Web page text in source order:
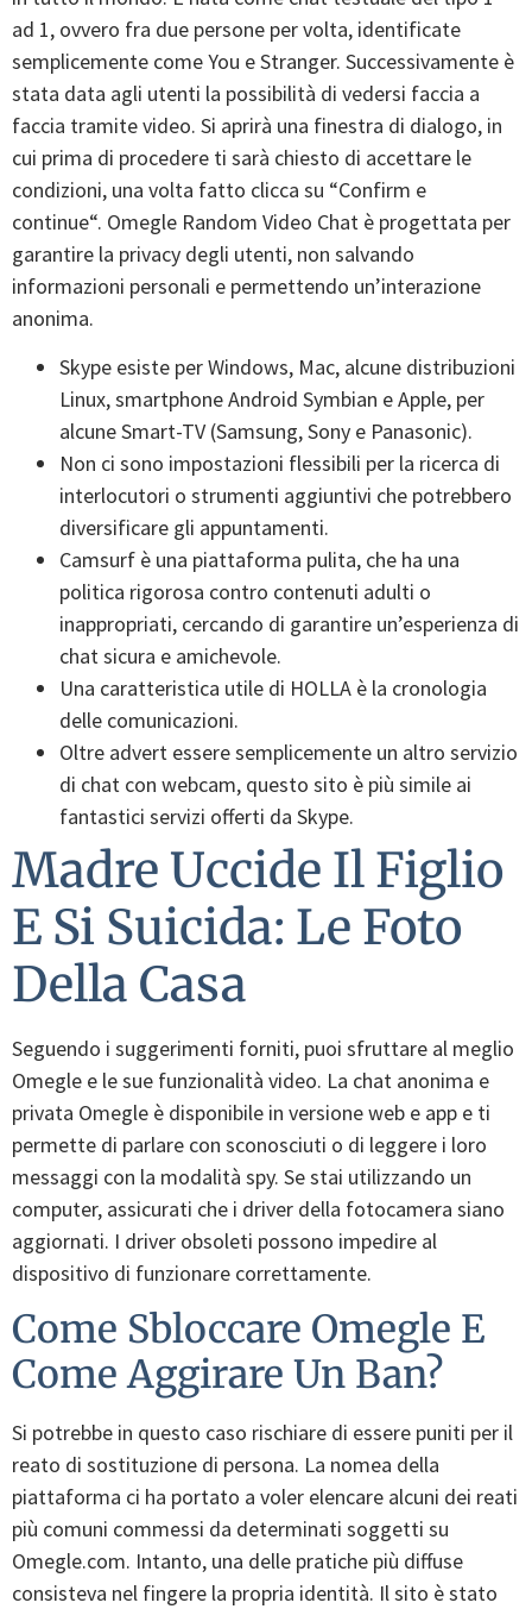
ad 1, ovvero fra due persone per volta, identificate
semplicemente come You e Stranger. Successivamente è
stata data agli utenti la possibilità di vedersi faccia a
faccia tramite video. Si aprirà una finestra di dialogo, in
cui prima di procedere ti sarà chiesto di accettare le
condizioni, una volta fatto clicca su “Confirm e
continue“. Omegle Random Video Chat è progettata per
garantire la privacy degli utenti, non salvando
informazioni personali e permettendo un’interazione
anonima.
Skype esiste per Windows, Mac, alcune distribuzioni
Linux, smartphone Android Symbian e Apple, per
alcune Smart-TV (Samsung, Sony e Panasonic).
Non ci sono impostazioni flessibili per la ricerca di
interlocutori o strumenti aggiuntivi che potrebbero
diversificare gli appuntamenti.
Camsurf è una piattaforma pulita, che ha una
politica rigorosa contro contenuti adulti o
inappropriati, cercando di garantire un’esperienza di
chat sicura e amichevole.
Una caratteristica utile di HOLLA è la cronologia
delle comunicazioni.
Oltre advert essere semplicemente un altro servizio
di chat con webcam, questo sito è più simile ai
fantastici servizi offerti da Skype.
Madre Uccide Il Figlio
E Si Suicida: Le Foto
Della Casa
Seguendo i suggerimenti forniti, puoi sfruttare al meglio
Omegle e le sue funzionalità video. La chat anonima e
privata Omegle è disponibile in versione web e app e ti
permette di parlare con sconosciuti o di leggere i loro
messaggi con la modalità spy. Se stai utilizzando un
computer, assicurati che i driver della fotocamera siano
aggiornati. I driver obsoleti possono impedire al
dispositivo di funzionare correttamente.
Come Sbloccare Omegle E
Come Aggirare Un Ban?
Si potrebbe in questo caso rischiare di essere puniti per il
reato di sostituzione di persona. La nomea della
piattaforma ci ha portato a voler elencare alcuni dei reati
più comuni commessi da determinati soggetti su
Omegle.com. Intanto, una delle pratiche più diffuse
consisteva nel fingere la propria identità. Il sito è stato